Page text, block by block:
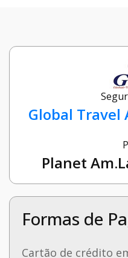
Global Travel
Planet
Formas de
Cartão de crédito